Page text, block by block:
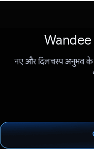
Wandee
नए और दिलचस्प अनुभव